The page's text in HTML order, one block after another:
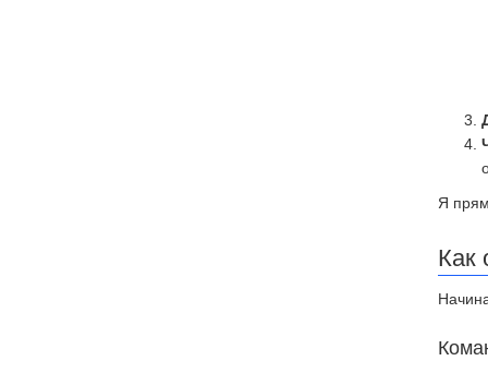
Я
Как